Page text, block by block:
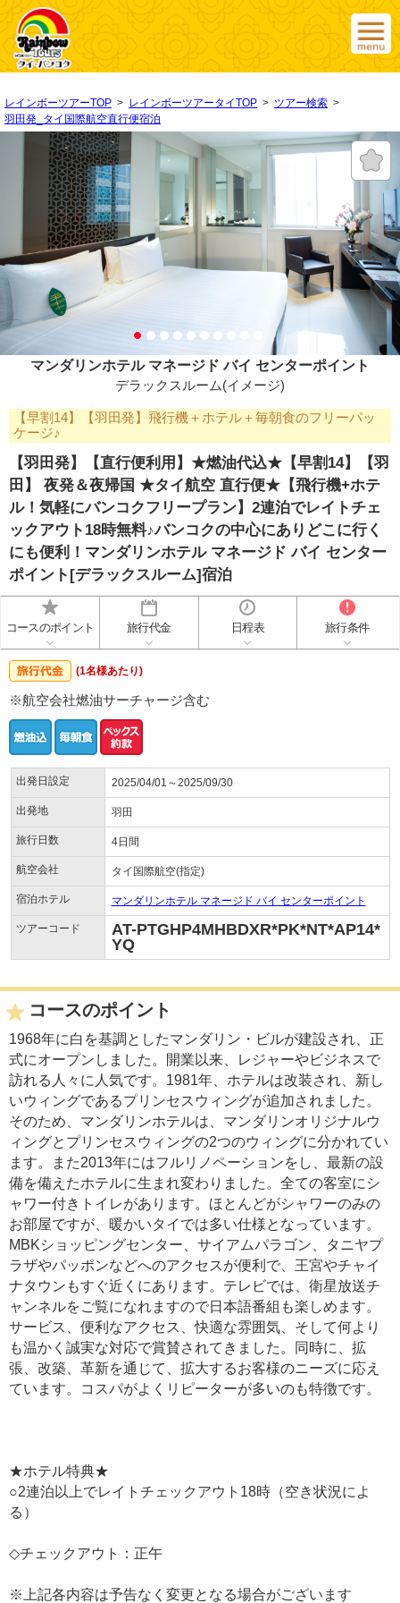
レインボーツアーTOP > レインボーツアータイTOP > ツアー検索 >
羽田発_タイ国際航空直行便宿泊
マンダリンホテル マネージド バイ センターポイント
デラックスルーム(イメージ)
【早割14】【羽田発】飛行機＋ホテル＋毎朝食のフリーパッ
ケージ♪
【羽田発】【直行便利用】★燃油代込★【早割14】【羽
田】 夜発＆夜帰国 ★タイ航空 直行便★【飛行機+ホテ
ル！気軽にバンコクフリープラン】2連泊でレイトチェ
ックアウト18時無料♪バンコクの中心にありどこに行く
にも便利！マンダリンホテル マネージド バイ センター
ポイント[デラックスルーム]宿泊
コースのポイント 旅行代金 日程表 旅行条件
(1名様あたり)
※航空会社燃油サーチャージ含む
出発日設定 2025/04/01～2025/09/30
出発地 羽田
旅行日数 4日間
航空会社 タイ国際航空(指定)
宿泊ホテル マンダリンホテル マネージド バイ センターポイント
ツアーコード
AT-PTGHP4MHBDXR*PK*NT*AP14*
YQ
コースのポイント
1968年に白を基調としたマンダリン・ビルが建設され、正
式にオープンしました。開業以来、レジャーやビジネスで
訪れる人々に人気です。1981年、ホテルは改装され、新し
いウィングであるプリンセスウィングが追加されました。
そのため、マンダリンホテルは、マンダリンオリジナルウ
ィングとプリンセスウィングの2つのウィングに分かれてい
ます。また2013年にはフルリノペーションをし、最新の設
備を備えたホテルに生まれ変わりました。全ての客室にシ
ャワー付きトイレがあります。ほとんどがシャワーのみの
お部屋ですが、暖かいタイでは多い仕様となっています。
MBKショッピングセンター、サイアムパラゴン、タニヤプ
ラザやパッポンなどへのアクセスが便利で、王宮やチャイ
ナタウンもすぐ近くにあります。テレビでは、衛星放送チ
ャンネルをご覧になれますので日本語番組も楽しめます。
サービス、便利なアクセス、快適な雰囲気、そして何より
も温かく誠実な対応で賞賛されてきました。同時に、拡
張、改築、革新を通じて、拡大するお客様のニーズに応え
ています。コスパがよくリピーターが多いのも特徴です。
★ホテル特典★
○2連泊以上でレイトチェックアウト18時（空き状況によ
る）
◇チェックアウト：正午
※上記各内容は予告なく変更となる場合がございます